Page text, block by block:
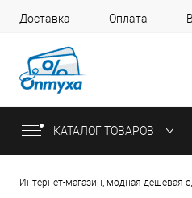
Доставка Оплата
КАТАЛОГ ТОВАРОВ
Интернет-магазин, модная дешевая